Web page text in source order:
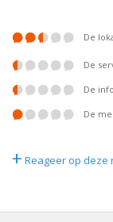
De
De
De
De
+ Reageer op deze